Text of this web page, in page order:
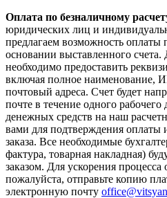
Оплата по безналичному
юридических лиц и
предлагаем возможность оплаты
основании выставленного счета.
необходимо предоставить
включая полное
почтовый адреса. Счет будет
почте в течение одного
денежных средств на наш
вами для подтверждения оплаты
заказа. Все необходимые
фактура, товарная накладная)
заказом. Для ускорения процесса
пожалуйста, отправьте копию
электронную почту